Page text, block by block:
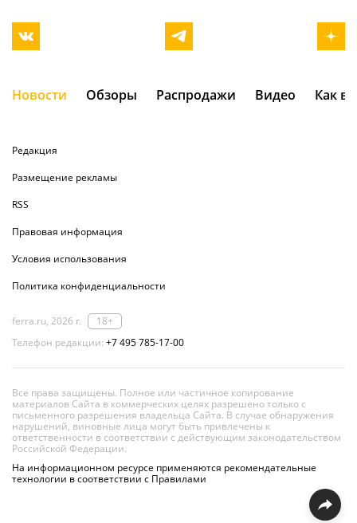
Новости Обзоры Распродажи Видео Как
Редакция
Размещение рекламы
RSS
Правовая информация
Условия использования
Политика конфиденциальности
ferra.ru, 2026 г.
18+
Телефон редакции: +7 495 785-17-00
Все права защищены. Полное или частичное копирование
материалов Сайта в коммерческих целях разрешено только с
письменного разрешения владельца Сайта. В случае обнаружения
нарушений, виновные лица могут быть привлечены к
ответственности в соответствии с действующим законодательством
Российской Федерации.
На информационном ресурсе применяются рекомендательные
технологии в соответствии с Правилами